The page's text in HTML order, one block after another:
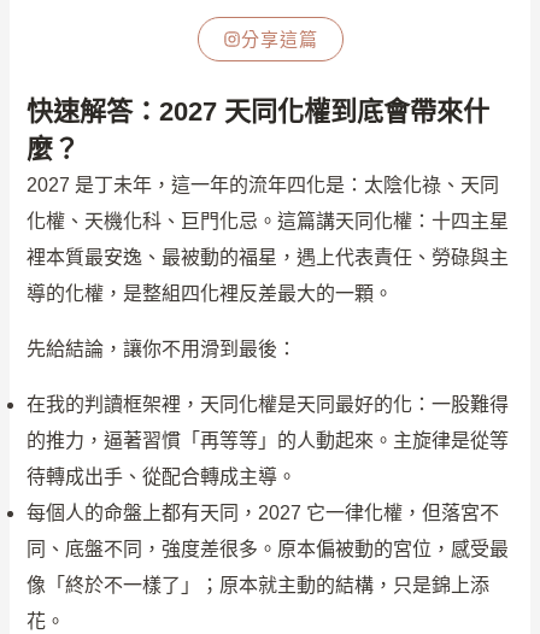
分享這篇
快速解答：2027 天同化權到底會帶來什
麼？
2027 是丁未年，這一年的流年四化是：太陰化祿、天同
化權、天機化科、巨門化忌。這篇講天同化權：十四主星
裡本質最安逸、最被動的福星，遇上代表責任、勞碌與主
導的化權，是整組四化裡反差最大的一顆。
先給結論，讓你不用滑到最後：
在我的判讀框架裡，天同化權是天同最好的化：一股難得
的推力，逼著習慣「再等等」的人動起來。主旋律是從等
待轉成出手、從配合轉成主導。
每個人的命盤上都有天同，2027 它一律化權，但落宮不
同、底盤不同，強度差很多。原本偏被動的宮位，感受最
像「終於不一樣了」；原本就主動的結構，只是錦上添
花。